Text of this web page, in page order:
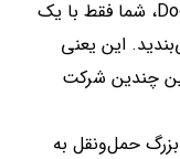
در روش Door to Door، شما فقط با یک
این یعنی
چندین شرکت
حمل‌ونقل به